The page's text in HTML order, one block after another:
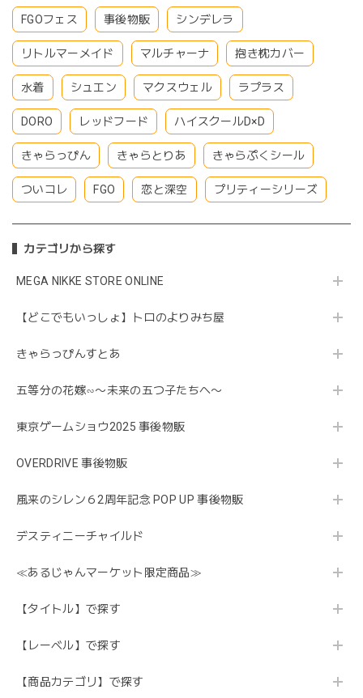
FGOフェス 事後物販 シンデレラ
リトルマーメイド マルチャーナ 抱き枕カバー
水着 シュエン マクスウェル ラプラス
DORO レッドフード ハイスクールD×D
きゃらっぴん きゃらとりあ きゃらぷくシール
ついコレ FGO 恋と深空 プリティーシリーズ
カテゴリから探す
MEGA NIKKE STORE ONLINE
【どこでもいっしょ】トロのよりみち屋
きゃらっぴんすとあ
五等分の花嫁∽〜未来の五つ子たちへ〜
東京ゲームショウ2025 事後物販
OVERDRIVE 事後物販
風来のシレン６2周年記念 POP UP 事後物販
デスティニーチャイルド
≪あるじゃんマーケット限定商品≫
【タイトル】で探す
【レーベル】で探す
【商品カテゴリ】で探す